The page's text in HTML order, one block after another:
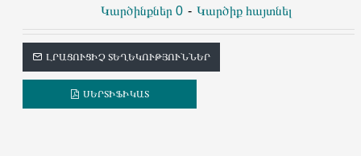
Կարծինքներ 0 - Կարծիք հայտնել
ԼՐԱՑՈՒՑԻՉ ՏԵՂԵԿՈՒԹՅՈՒՆՆԵՐ
ՍԵՐՏԻՖԻԿԱՏ